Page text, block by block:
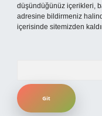
düşündüğünüz içerikleri,
adresine bildirmeniz
içerisinde sitemizden